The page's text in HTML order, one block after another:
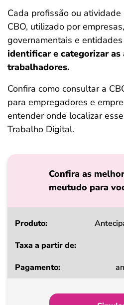
Cada profissão ou
CBO, utilizado por
governamentais e
identificar e categorizar as
trabalhadores.
Confira como consultar a
para empregadores e
entender onde localizar
Trabalho Digital.
Confira as
meutudo para
Produto
a